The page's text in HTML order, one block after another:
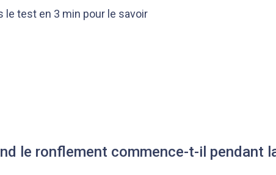
le test en 3 min pour le savoir
le ronflement commence-t-il pendant